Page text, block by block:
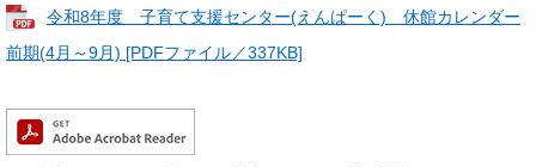
令和8年度 子育て支援センター(えんぱーく) 休館カレンダー
前期(4月～9月) [PDFファイル／337KB]